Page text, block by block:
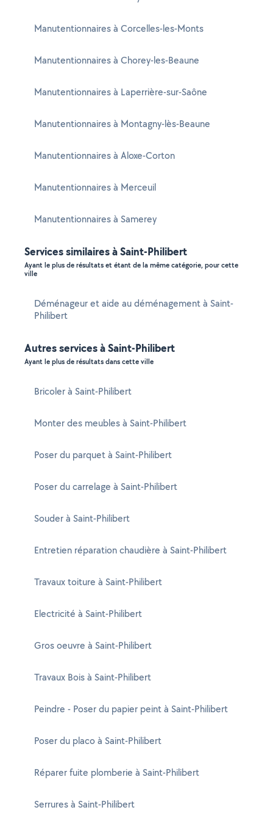
Manutentionnaires à Corcelles-les-Monts
Manutentionnaires à Chorey-les-Beaune
Manutentionnaires à Laperrière-sur-Saône
Manutentionnaires à Montagny-lès-Beaune
Manutentionnaires à Aloxe-Corton
Manutentionnaires à Merceuil
Manutentionnaires à Samerey
Services similaires à Saint-Philibert
Ayant le plus de résultats et étant de la même catégorie, pour cette
ville
Déménageur et aide au déménagement à Saint-
Philibert
Autres services à Saint-Philibert
Ayant le plus de résultats dans cette ville
Bricoler à Saint-Philibert
Monter des meubles à Saint-Philibert
Poser du parquet à Saint-Philibert
Poser du carrelage à Saint-Philibert
Souder à Saint-Philibert
Entretien réparation chaudière à Saint-Philibert
Travaux toiture à Saint-Philibert
Electricité à Saint-Philibert
Gros oeuvre à Saint-Philibert
Travaux Bois à Saint-Philibert
Peindre - Poser du papier peint à Saint-Philibert
Poser du placo à Saint-Philibert
Réparer fuite plomberie à Saint-Philibert
Serrures à Saint-Philibert